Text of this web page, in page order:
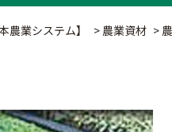
農業システム】 > 農業資材 >